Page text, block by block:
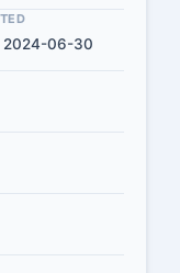
2024-06-30